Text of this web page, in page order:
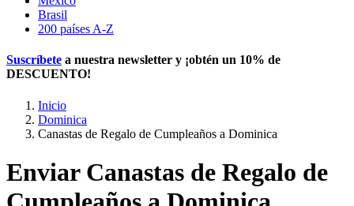
Brasil
200 países A-Z
Suscríbete a nuestra newsletter y ¡obtén un 10% de
DESCUENTO!
Inicio
Dominica
Canastas de Regalo de Cumpleaños a Dominica
Enviar Canastas de Regalo de